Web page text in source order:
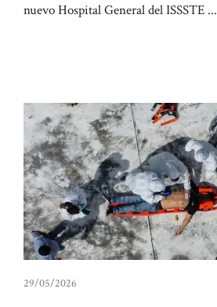
nuevo Hospital General del ISSSTE ...
29/05/2026